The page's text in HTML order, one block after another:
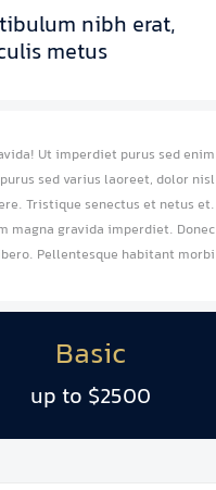
nibh erat,
metus.
Ut imperdiet purus sed enim
sed varius laoreet, dolor nisl
Tristique senectus et netus et.
gravida imperdiet. Donec
Pellentesque habitant morbi.
Basic
up to $2500